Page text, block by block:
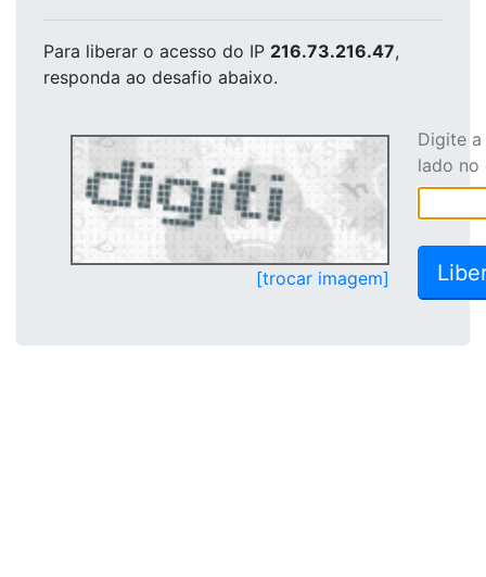
Para liberar o acesso do IP 216.73.216.47,
responda ao desafio abaixo.
[trocar imagem]
Digite
lado no